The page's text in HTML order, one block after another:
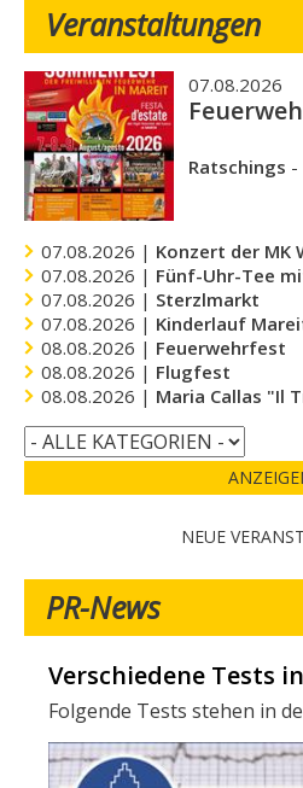
Veranstaltungen
07.08.2026
Ratschings -
07.08.2026 | Konzert der MK
07.08.2026 | Fünf-Uhr-Tee
07.08.2026 | Sterzlmarkt
07.08.2026 | Kinderlauf
08.08.2026 | Feuerwehrfest
08.08.2026 | Flugfest
08.08.2026 | Maria Callas "Il
NEUE
PR-News
Verschiedene Tests
Folgende Tests stehen in